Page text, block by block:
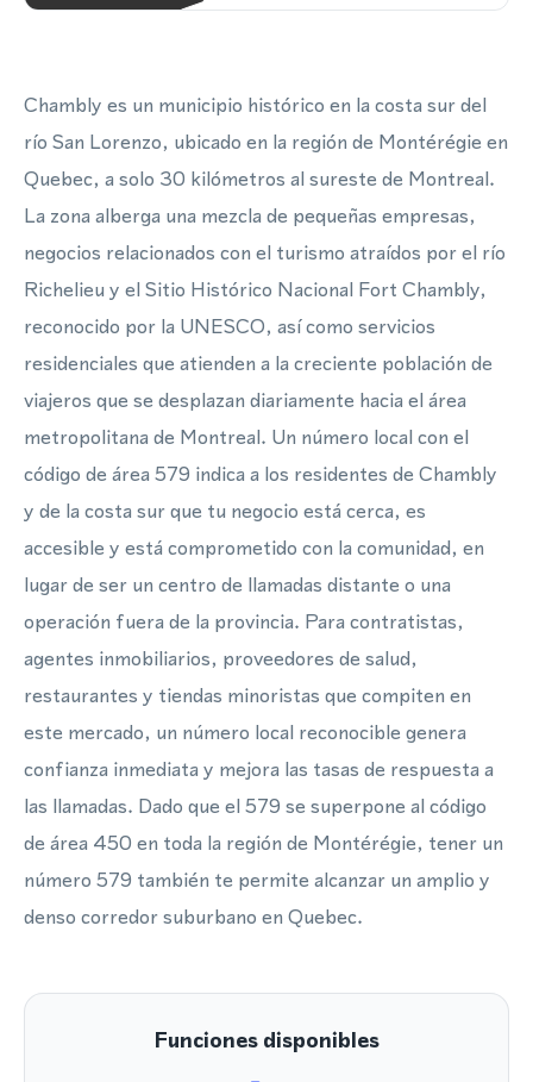
Chambly es un municipio histórico en la costa sur del
río San Lorenzo, ubicado en la región de Montérégie en
Quebec, a solo 30 kilómetros al sureste de Montreal.
La zona alberga una mezcla de pequeñas empresas,
negocios relacionados con el turismo atraídos por el río
Richelieu y el Sitio Histórico Nacional Fort Chambly,
reconocido por la UNESCO, así como servicios
residenciales que atienden a la creciente población de
viajeros que se desplazan diariamente hacia el área
metropolitana de Montreal. Un número local con el
código de área 579 indica a los residentes de Chambly
y de la costa sur que tu negocio está cerca, es
accesible y está comprometido con la comunidad, en
lugar de ser un centro de llamadas distante o una
operación fuera de la provincia. Para contratistas,
agentes inmobiliarios, proveedores de salud,
restaurantes y tiendas minoristas que compiten en
este mercado, un número local reconocible genera
confianza inmediata y mejora las tasas de respuesta a
las llamadas. Dado que el 579 se superpone al código
de área 450 en toda la región de Montérégie, tener un
número 579 también te permite alcanzar un amplio y
denso corredor suburbano en Quebec.
Funciones disponibles